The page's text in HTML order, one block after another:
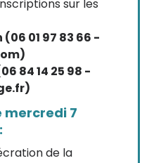
sur les
01 97 83 66 -
84 14 25 98 -
mercredi 7
de la